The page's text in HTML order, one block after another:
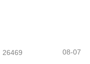
26469 08-07